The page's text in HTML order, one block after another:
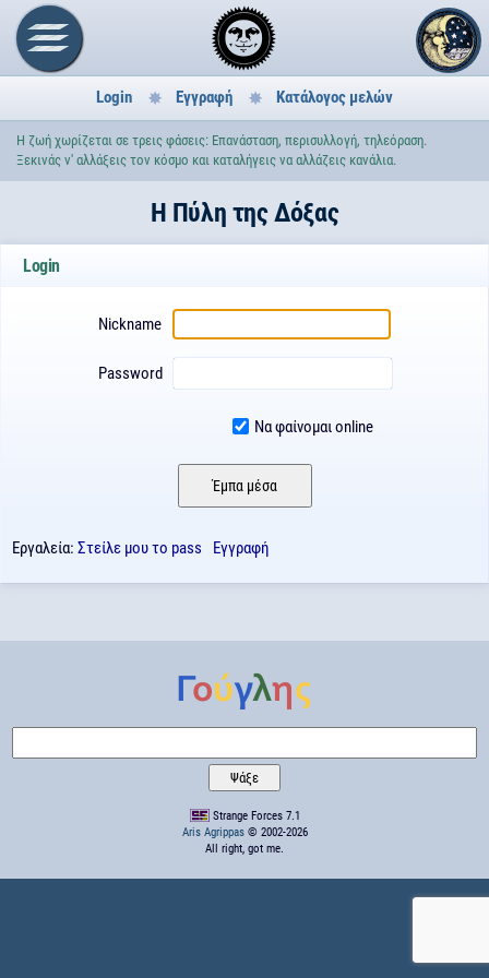
Login Εγγραφή Κατάλογος μελών
H ζωή χωρίζεται σε τρεις φάσεις: Επανάσταση, περισυλλογή, τηλεόραση.
Ξεκινάς ν' αλλάξεις τον κόσμο και καταλήγεις να αλλάζεις κανάλια.
H Πύλη της Δόξας
Login
Nickname
Password
Να φαίνομαι online
Εργαλεία: Στείλε μου το pass Εγγραφή
Strange Forces 7.1
Aris Agrippas© 2002-2026
All right, got me.